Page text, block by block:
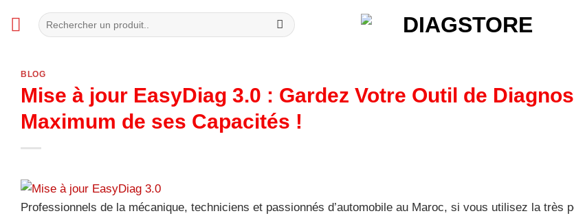
Recherche
pour :
BLOG
Mise à jour EasyDiag 3.0 : Gardez Votre Outil de
Maximum de ses Capacités !
Professionnels de la mécanique, techniciens et passionnés d’automobile au Maroc, si vous utilisez la très